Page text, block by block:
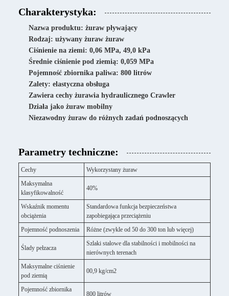
Charakterystyka:
Nazwa produktu: żuraw pływający
Rodzaj: używany żuraw żuraw
Ciśnienie na ziemi: 0,06 MPa, 49,0 kPa
Średnie ciśnienie pod ziemią: 0,059 MPa
Pojemność zbiornika paliwa: 800 litrów
Zalety: elastyczna obsługa
Zawiera cechy żurawia hydraulicznego Crawler
Działa jako żuraw mobilny
Niezawodny żuraw do różnych zadań podnoszących
Parametry techniczne:
Cechy
Wykorzystany żuraw
Maksymalna
klasyfikowalność
40%
Wskaźnik momentu
obciążenia
Standardowa funkcja bezpieczeństwa
zapobiegająca przeciążeniu
Pojemność podnoszenia
Różne (zwykle od 50 do 300 ton lub więcej)
Ślady pełzacza
Szlaki stalowe dla stabilności i mobilności na
nierównych terenach
Maksymalne ciśnienie
pod ziemią
00,9 kg/cm2
Pojemność zbiornika
800 litrów